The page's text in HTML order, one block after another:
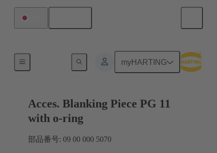
myHARTING
ケーブルグランド
Acces. Blanking Piece PG 11
with o-ring
部品番号: 09 00 000 5070